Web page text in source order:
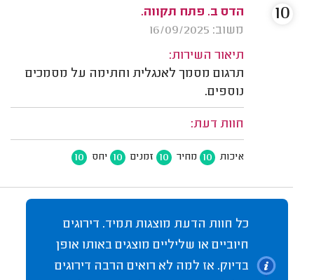
הדס ב. פתח תקווה.
משוב: 16/09/2025
תיאור השירות:
תרגום מסמך לאנגלית וחתימה על מסמכים
נוספים.
חוות דעת:
איכות 10 מחיר 10 זמנים 10 יחס 10
10
כל חוות הדעת מוצגות תמיד. דירוגים
חיוביים או שליליים מוצגים באותו אופן
בדיוק. אז למה לא רואים הרבה דירוגים